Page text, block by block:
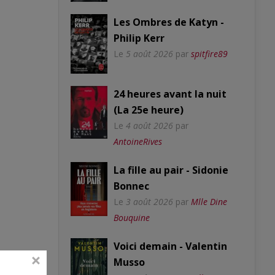
Les Ombres de Katyn -
Philip Kerr
Le 5 août 2026 par spitfire89
24 heures avant la nuit
(La 25e heure)
Le 4 août 2026 par
AntoineRives
La fille au pair - Sidonie
Bonnec
Le 3 août 2026 par Mlle Dine
Bouquine
Voici demain - Valentin
Musso